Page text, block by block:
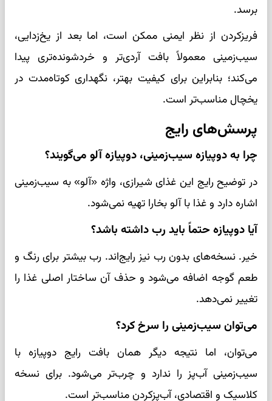
برسد.
فریزکردن از نظر ایمنی ممکن است، اما بعد از یخ‌زدایی،
سیب‌زمینی معمولاً بافت آردی‌تر و خردشونده‌تری پیدا
می‌کند؛ بنابراین برای کیفیت بهتر، نگهداری کوتاه‌مدت در
یخچال مناسب‌تر است.
پرسش‌های رایج
چرا به دوپیازه سیب‌زمینی، دوپیازه آلو می‌گویند؟
در توضیح رایج این غذای شیرازی، واژه «آلو» به سیب‌زمینی
اشاره دارد و غذا با آلو بخارا تهیه نمی‌شود.
آیا دوپیازه حتماً باید رب داشته باشد؟
خیر. نسخه‌های بدون رب نیز رایج‌اند. رب بیشتر برای رنگ و
طعم گوجه اضافه می‌شود و حذف آن ساختار اصلی غذا را
تغییر نمی‌دهد.
می‌توان سیب‌زمینی را سرخ کرد؟
می‌توان، اما نتیجه دیگر همان بافت رایج دوپیازه با
سیب‌زمینی آب‌پز را ندارد و چرب‌تر می‌شود. برای نسخه
کلاسیک و اقتصادی، آب‌پزکردن مناسب‌تر است.